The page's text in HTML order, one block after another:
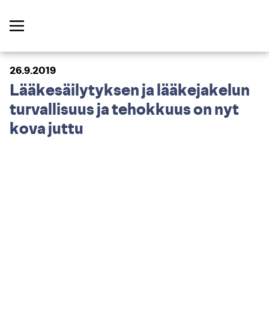
26.9.2019
Lääkesäilytyksen ja lääkejakelun
turvallisuus ja tehokkuus on nyt
kova juttu